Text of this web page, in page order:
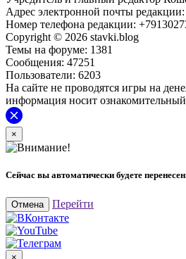
Адрес электронной почты редакции:
Номер телефона редакции:
Copyright © 2026 stavki.blog
Темы на форуме: 1381
Сообщения: 47251
Пользователи: 6203
На сайте не проводятся игры на
информация носит ознакомительный
×
Сейчас вы автоматически будете
Отмена Перейти